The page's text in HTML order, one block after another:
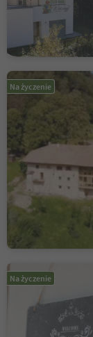
Na życzenie
Na życzenie